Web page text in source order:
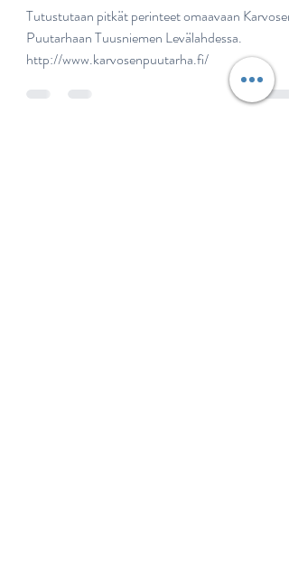
KUKKII Kolmannessa
Polvessa !
Tutustutaan pitkät perinteet omaavaan Karvosen